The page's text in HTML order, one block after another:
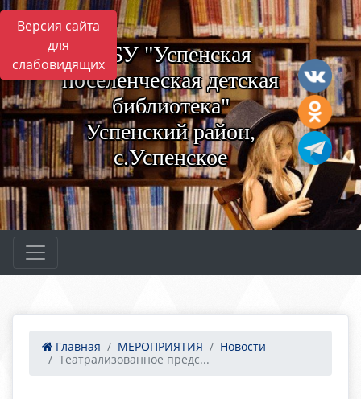
Версия сайта
для
слабовидящихМБУ "Успенская
поселенческая детская
библиотека"
Успенский район,
с.Успенское
Главная МЕРОПРИЯТИЯ
Новости
Театрализованное предс...